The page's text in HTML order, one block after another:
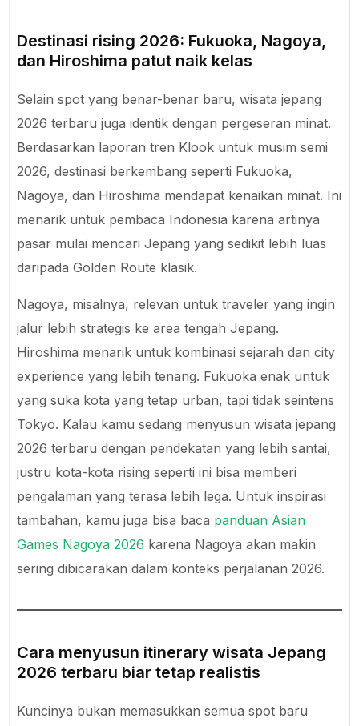
Destinasi rising 2026: Fukuoka, Nagoya,
dan Hiroshima patut naik kelas
Selain spot yang benar-benar baru, wisata jepang
2026 terbaru juga identik dengan pergeseran minat.
Berdasarkan laporan tren Klook untuk musim semi
2026, destinasi berkembang seperti Fukuoka,
Nagoya, dan Hiroshima mendapat kenaikan minat. Ini
menarik untuk pembaca Indonesia karena artinya
pasar mulai mencari Jepang yang sedikit lebih luas
daripada Golden Route klasik.
Nagoya, misalnya, relevan untuk traveler yang ingin
jalur lebih strategis ke area tengah Jepang.
Hiroshima menarik untuk kombinasi sejarah dan city
experience yang lebih tenang. Fukuoka enak untuk
yang suka kota yang tetap urban, tapi tidak seintens
Tokyo. Kalau kamu sedang menyusun wisata jepang
2026 terbaru dengan pendekatan yang lebih santai,
justru kota-kota rising seperti ini bisa memberi
pengalaman yang terasa lebih lega. Untuk inspirasi
tambahan, kamu juga bisa baca panduan Asian
Games Nagoya 2026 karena Nagoya akan makin
sering dibicarakan dalam konteks perjalanan 2026.
Cara menyusun itinerary wisata Jepang
2026 terbaru biar tetap realistis
Kuncinya bukan memasukkan semua spot baru